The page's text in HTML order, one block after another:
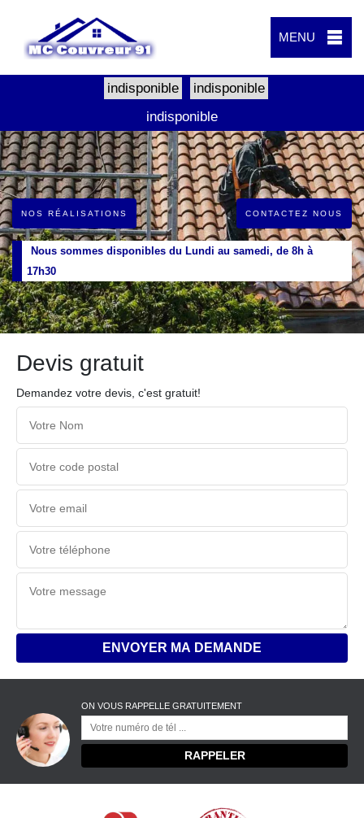
MENU
indisponible
indisponible
indisponible
NOS RÉALISATIONS CONTACTEZ NOUS
Nous sommes disponibles du Lundi au samedi, de 8h à
17h30
Devis gratuit
Demandez votre devis, c'est gratuit!
ON VOUS RAPPELLE GRATUITEMENT